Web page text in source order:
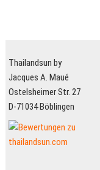
Thailandsun by
Jacques A. Maué
Ostelsheimer Str. 27
D-71034 Böblingen